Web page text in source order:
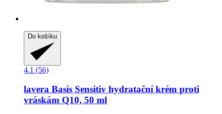
Do košíku
4.1 (56)
lavera Basis Sensitiv hydratační krém proti
vráskám Q10, 50 ml